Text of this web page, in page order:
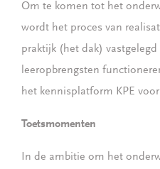
Om te komen tot het
wordt het proces van
praktijk (het dak)
leeropbrengsten
het kennisplatform KPE
Toetsmomenten
In de ambitie om het